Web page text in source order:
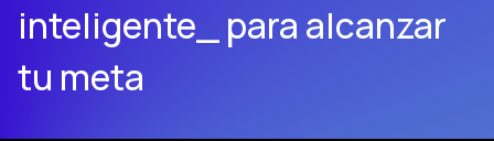
inteligente_ para alcanzar
tu meta